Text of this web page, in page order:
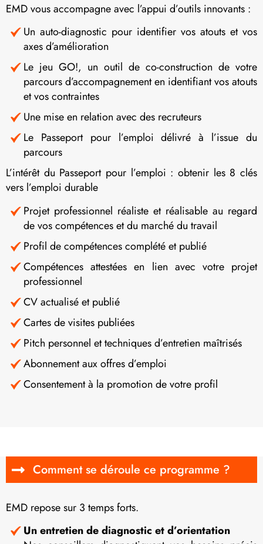
EMD vous accompagne avec l’appui d’outils innovants :
Un auto-diagnostic pour identifier vos atouts et vos
axes d’amélioration
Le jeu GO!, un outil de co-construction de votre
parcours d’accompagnement en identifiant vos atouts
et vos contraintes
Une mise en relation avec des recruteurs
Le Passeport pour l’emploi délivré à l’issue du
parcours
L’intérêt du Passeport pour l’emploi : obtenir les 8 clés
vers l’emploi durable
Projet professionnel réaliste et réalisable au regard
de vos compétences et du marché du travail
Profil de compétences complété et publié
Compétences attestées en lien avec votre projet
professionnel
CV actualisé et publié
Cartes de visites publiées
Pitch personnel et techniques d’entretien maîtrisés
Abonnement aux offres d’emploi
Consentement à la promotion de votre profil
Comment se déroule ce programme ?
EMD repose sur 3 temps forts.
Un entretien de diagnostic et d’orientation